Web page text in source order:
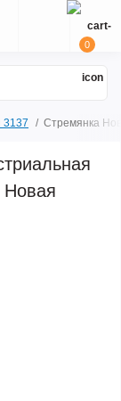
0
3137 Стремянка
Новая